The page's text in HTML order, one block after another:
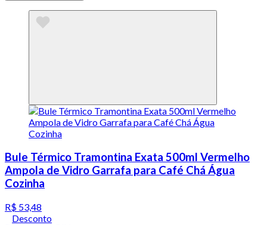
Bule Térmico Tramontina Exata 500ml Vermelho
Ampola de Vidro Garrafa para Café Chá Água
Cozinha
R$ 53,48
Desconto